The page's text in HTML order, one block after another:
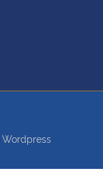
Wordpress